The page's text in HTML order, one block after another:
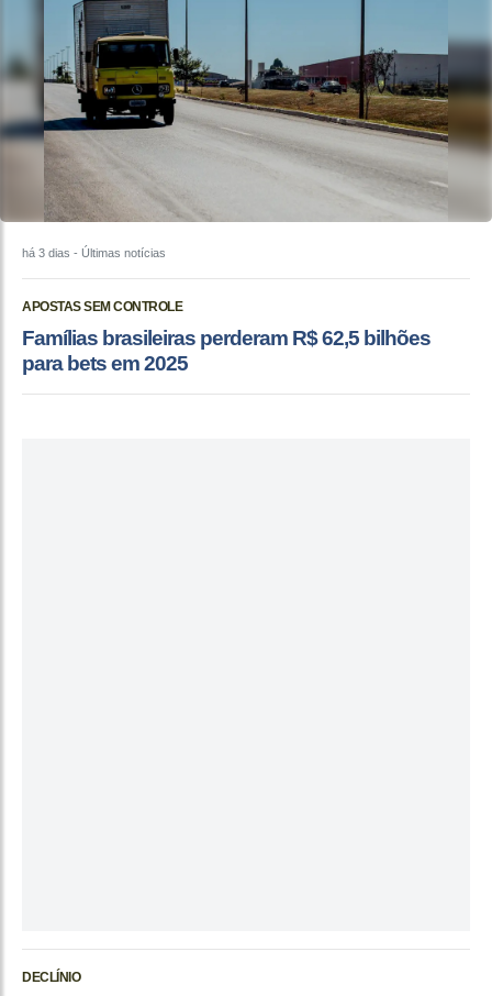
há 3 dias - Últimas notícias
APOSTAS SEM CONTROLE
Famílias brasileiras perderam R$ 62,5 bilhões
para bets em 2025
DECLÍNIO